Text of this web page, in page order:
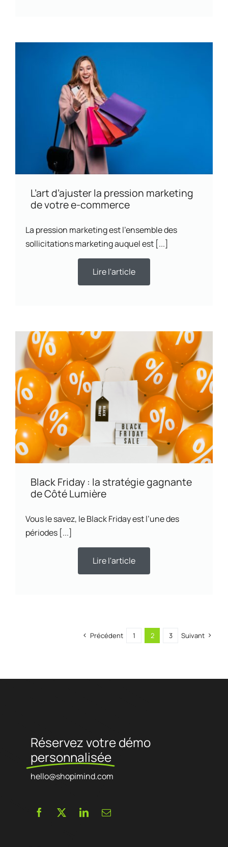
L’art d’ajuster la pression marketing
de votre e-commerce
La pression marketing est l’ensemble des
sollicitations marketing auquel est [...]
Lire l'article
Black Friday : la stratégie gagnante
de Côté Lumière
Vous le savez, le Black Friday est l’une des
périodes [...]
Lire l'article
Précédent 1 2 3 Suivant
Réservez votre démo
personnalisée
hello@shopimind.com